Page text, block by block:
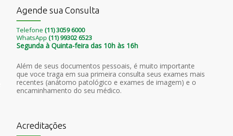
Agende sua Consulta
Telefone (11) 3059 6000
WhatsApp (11) 99302 6523
Segunda à Quinta-feira das 10h às 16h
Além de seus documentos pessoais, é muito importante
que voce traga em sua primeira consulta seus exames mais
recentes (anátomo patológico e exames de imagem) e o
encaminhamento do seu médico.
Acreditações